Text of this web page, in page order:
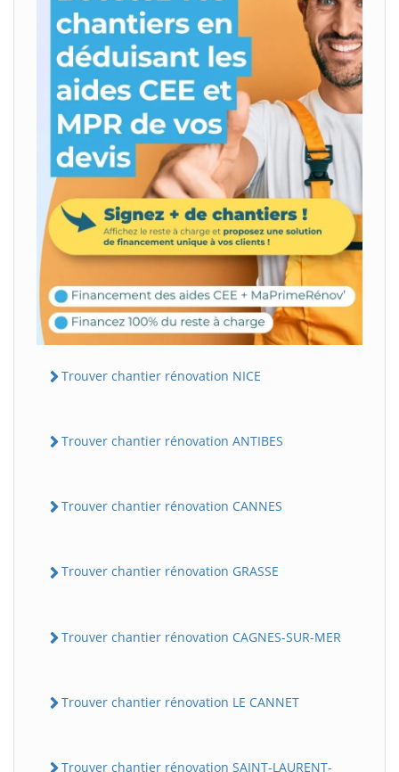
Trouver chantier rénovation NICE
Trouver chantier rénovation ANTIBES
Trouver chantier rénovation CANNES
Trouver chantier rénovation GRASSE
Trouver chantier rénovation CAGNES-SUR-MER
Trouver chantier rénovation LE CANNET
Trouver chantier rénovation SAINT-LAURENT-